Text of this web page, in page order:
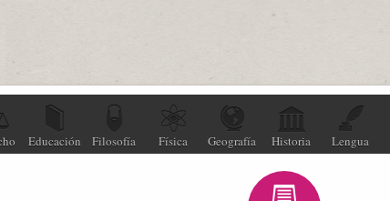
Educación Filosofía Física Geografía Historia Lengua